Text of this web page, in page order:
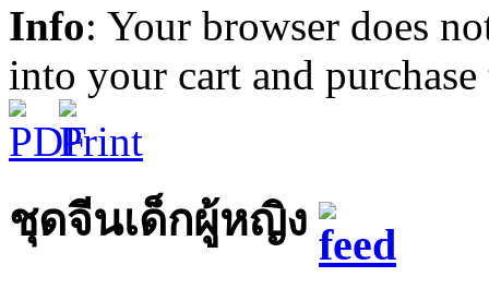
Info: Your browser does
into your cart and
ชุดจีนเด็กผู้หญิง